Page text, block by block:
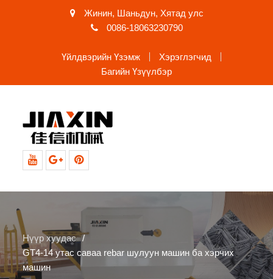
Жинин, Шаньдун, Хятад улс
0086-18063230790
Үйлдвэрийн Үзэмж
Хэрэглэгчид
Багийн Үзүүлбэр
Нүүр хуудас
GT4-14 утас саваа rebar шулуун машин ба хэрчих
машин